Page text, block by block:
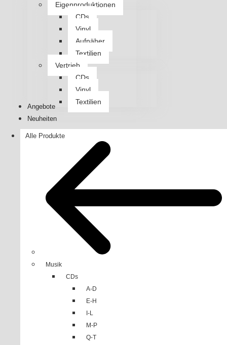
Eigenproduktionen
CDs
Vinyl
Aufnäher
Textilien
Vertrieb
CDs
Vinyl
Textilien
Angebote
Neuheiten
Alle Produkte
Musik
CDs
A-D
E-H
I-L
M-P
Q-T